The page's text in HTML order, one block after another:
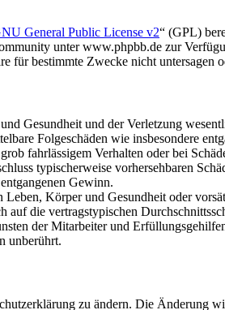
General Public License v2“ (GPL)
unter www.phpbb.de zur
für bestimmte Zwecke nicht untersagen
Gesundheit und der Verletzung
Folgeschäden wie insbesondere
fahrlässigem Verhalten oder bei
typischerweise vorhersehbaren
Gewinn.
Körper und Gesundheit oder
die vertragstypischen
der Mitarbeiter und
unberührt.
zu ändern. Die Änderung